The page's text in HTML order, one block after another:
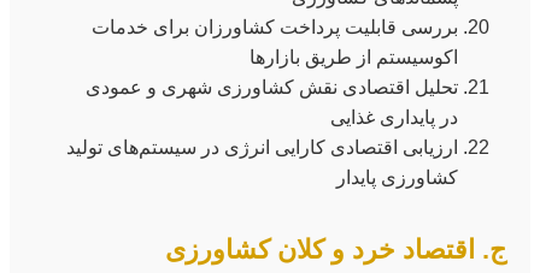
بررسی قابلیت پرداخت کشاورزان برای خدمات
اکوسیستم از طریق بازارها
تحلیل اقتصادی نقش کشاورزی شهری و عمودی
در پایداری غذایی
ارزیابی اقتصادی کارایی انرژی در سیستم‌های تولید
کشاورزی پایدار
ج. اقتصاد خرد و کلان کشاورزی